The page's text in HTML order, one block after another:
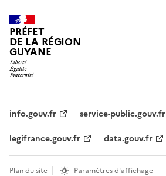
PRÉFET
DE LA RÉGION
GUYANE
info.gouv.fr
service-public.gouv.fr
legifrance.gouv.fr
data.gouv.fr
Plan du site Paramètres d'affichage